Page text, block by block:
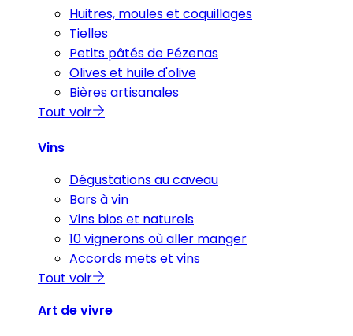
Huitres, moules et coquillages
Tielles
Petits pâtés de Pézenas
Olives et huile d'olive
Bières artisanales
Tout voir
Vins
Dégustations au caveau
Bars à vin
Vins bios et naturels
10 vignerons où aller manger
Accords mets et vins
Tout voir
Art de vivre